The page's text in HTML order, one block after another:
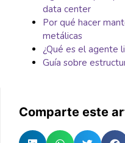
data center
Por qué hacer
metálicas
¿Qué es el agente
Guía sobre
Comparte este